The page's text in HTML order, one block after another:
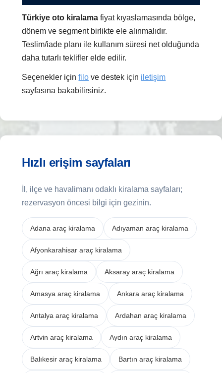
Türkiye oto kiralama fiyat kıyaslamasında bölge,
dönem ve segment birlikte ele alınmalıdır.
Teslim/iade planı ile kullanım süresi net olduğunda
daha tutarlı teklifler elde edilir.
Seçenekler içinfilo ve destek için iletişim
sayfasına bakabilirsiniz.
Hızlı erişim sayfaları
İl, ilçe ve havalimanı odaklı kiralama sayfaları;
rezervasyon öncesi bilgi için gezinin.
Adana araç kiralama Adıyaman araç kiralama
Afyonkarahisar araç kiralama
Ağrı araç kiralama Aksaray araç kiralama
Amasya araç kiralama Ankara araç kiralama
Antalya araç kiralama Ardahan araç kiralama
Artvin araç kiralama Aydın araç kiralama
Balıkesir araç kiralama Bartın araç kiralama